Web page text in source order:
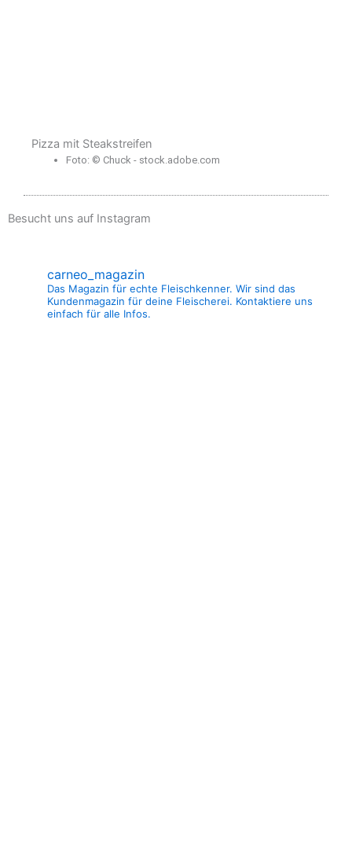
Pizza mit Steakstreifen
Foto: © Chuck - stock.adobe.com
Besucht uns auf Instagram
carneo_magazin
Das Magazin für echte Fleischkenner. Wir sind das
Kundenmagazin für deine Fleischerei. Kontaktiere uns
einfach für alle Infos.